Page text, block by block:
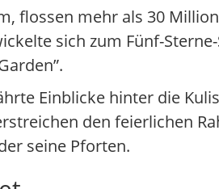
flossen mehr als 30
sich zum Fünf-
Einblicke hinter die
den feierlichen
seine Pforten.